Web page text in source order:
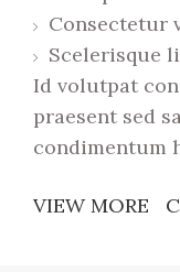
Consectetur
Scelerisque
Id volutpat
praesent sed
condimentum
VIEW MORE